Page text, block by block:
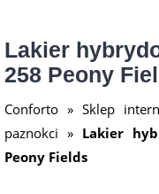
Lakier
258 Peony
Conforto » Sklep
paznokci » Lakier
Peony Fields